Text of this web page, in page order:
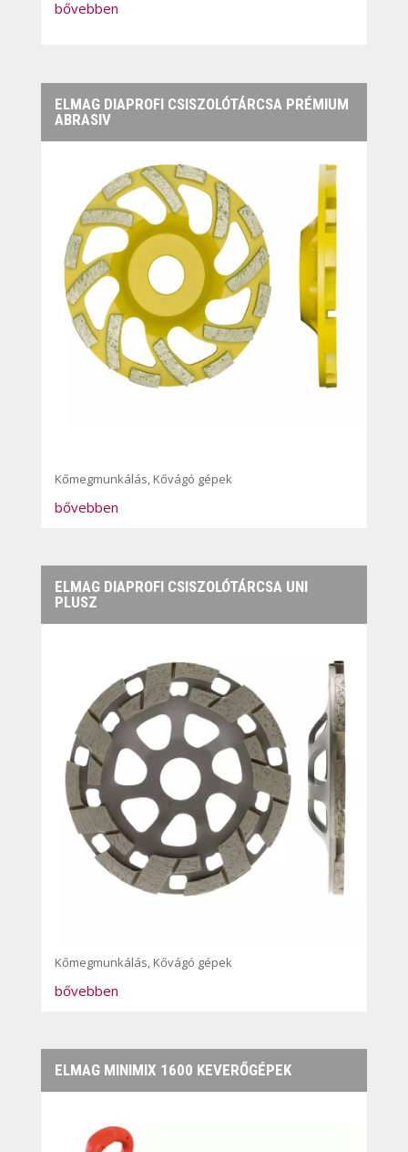
bővebben
ELMAG DIAPROFI CSISZOLÓTÁRCSA PRÉMIUM
ABRASIV
Kőmegmunkálás, Kővágó gépek
bővebben
ELMAG DIAPROFI CSISZOLÓTÁRCSA UNI
PLUSZ
Kőmegmunkálás Kővágó gépek
bővebben
ELMAG MINIMIX 1600 KEVERŐGÉPEK